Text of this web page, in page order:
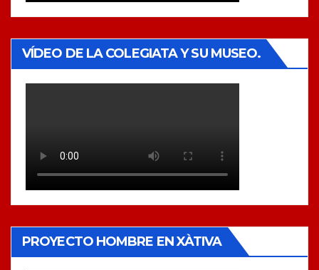
VÍDEO DE LA COLEGIATA Y SU MUSEO.
PROYECTO HOMBRE EN XÀTIVA